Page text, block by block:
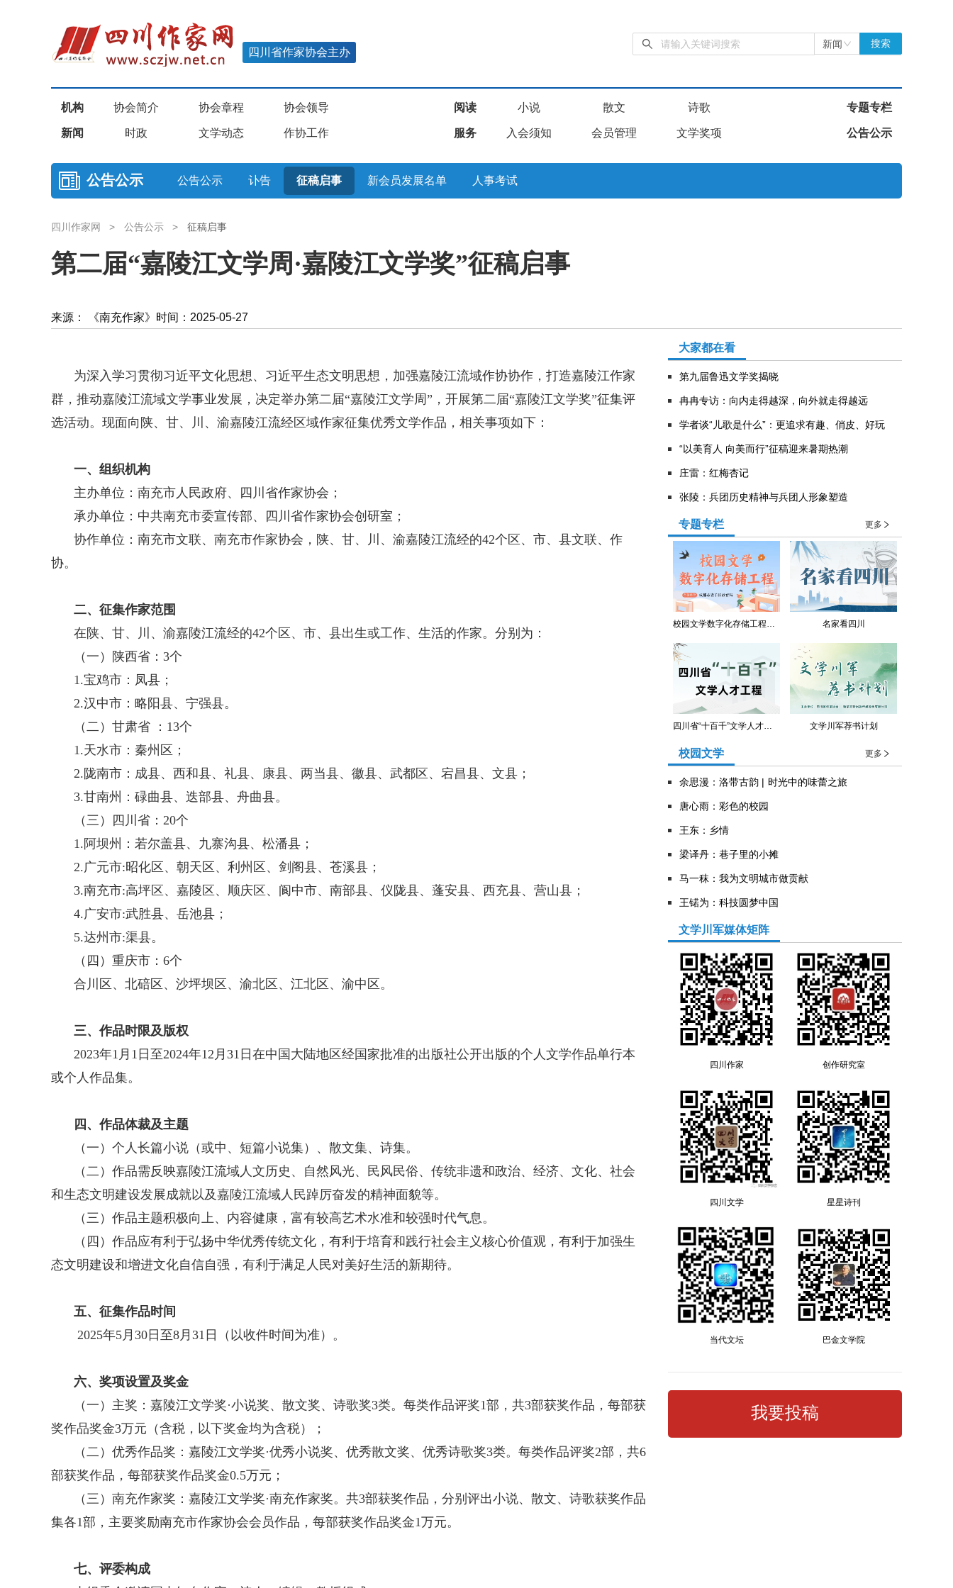
四川省作家协会主办
新闻 搜索
机构 协会简介 协会章程 协会领导 阅读 小说 散文 诗歌 专题专栏
新闻 时政 文学动态 作协工作 服务 入会须知 会员管理 文学奖项 公告公示
公告公示 公告公示 讣告 征稿启事 新会员发展名单 人事考试
四川作家网 > 公告公示 > 征稿启事
第二届“嘉陵江文学周·嘉陵江文学奖”征稿启事
来源： 《南充作家》 时间：2025-05-27
为深入学习贯彻习近平文化思想、习近平生态文明思想，加强嘉陵江流域作协协作，打造嘉陵江作家
群，推动嘉陵江流域文学事业发展，决定举办第二届“嘉陵江文学周”，开展第二届“嘉陵江文学奖”征集评
选活动。现面向陕、甘、川、渝嘉陵江流经区域作家征集优秀文学作品，相关事项如下：
一、组织机构
主办单位：南充市人民政府、四川省作家协会；
承办单位：中共南充市委宣传部、四川省作家协会创研室；
协作单位：南充市文联、南充市作家协会，陕、甘、川、渝嘉陵江流经的42个区、市、县文联、作
协。
二、征集作家范围
在陕、甘、川、渝嘉陵江流经的42个区、市、县出生或工作、生活的作家。分别为：
（一）陕西省：3个
1.宝鸡市：凤县；
2.汉中市：略阳县、宁强县。
（二）甘肃省 ：13个
1.天水市：秦州区；
2.陇南市：成县、西和县、礼县、康县、两当县、徽县、武都区、宕昌县、文县；
3.甘南州：碌曲县、迭部县、舟曲县。
（三）四川省：20个
1.阿坝州：若尔盖县、九寨沟县、松潘县；
2.广元市:昭化区、朝天区、利州区、剑阁县、苍溪县；
3.南充市:高坪区、嘉陵区、顺庆区、阆中市、南部县、仪陇县、蓬安县、西充县、营山县；
4.广安市:武胜县、岳池县；
5.达州市:渠县。
（四）重庆市：6个
合川区、北碚区、沙坪坝区、渝北区、江北区、渝中区。
三、作品时限及版权
2023年1月1日至2024年12月31日在中国大陆地区经国家批准的出版社公开出版的个人文学作品单行本
或个人作品集。
四、作品体裁及主题
（一）个人长篇小说（或中、短篇小说集）、散文集、诗集。
（二）作品需反映嘉陵江流域人文历史、自然风光、民风民俗、传统非遗和政治、经济、文化、社会
和生态文明建设发展成就以及嘉陵江流域人民踔厉奋发的精神面貌等。
（三）作品主题积极向上、内容健康，富有较高艺术水准和较强时代气息。
（四）作品应有利于弘扬中华优秀传统文化，有利于培育和践行社会主义核心价值观，有利于加强生
态文明建设和增进文化自信自强，有利于满足人民对美好生活的新期待。
五、征集作品时间
2025年5月30日至8月31日（以收件时间为准）。
六、奖项设置及奖金
（一）主奖：嘉陵江文学奖·小说奖、散文奖、诗歌奖3类。每类作品评奖1部，共3部获奖作品，每部获
奖作品奖金3万元（含税，以下奖金均为含税）；
（二）优秀作品奖：嘉陵江文学奖·优秀小说奖、优秀散文奖、优秀诗歌奖3类。每类作品评奖2部，共6
部获奖作品，每部获奖作品奖金0.5万元；
（三）南充作家奖：嘉陵江文学奖·南充作家奖。共3部获奖作品，分别评出小说、散文、诗歌获奖作品
集各1部，主要奖励南充市作家协会会员作品，每部获奖作品奖金1万元。
七、评委构成
大家都在看
第九届鲁迅文学奖揭晓
冉冉专访：向内走得越深，向外就走得越远
学者谈“儿歌是什么”：更追求有趣、俏皮、好玩
“以美育人 向美而行”征稿迎来暑期热潮
庄雷：红梅杏记
张陵：兵团历史精神与兵团人形象塑造
专题专栏 更多
校园文学数字化存储工程（青羊区教育局） 名家看四川
四川省“十百千”文学人才工程 文学川军荐书计划
校园文学 更多
余思漫：洛带古韵 | 时光中的味蕾之旅
唐心雨：彩色的校园
王东：乡情
​梁译丹：巷子里的小摊
马一秣：我为文明城市做贡献
王锘为：科技圆梦中国
文学川军媒体矩阵
四川作家 创作研究室
四川文学 星星诗刊
当代文坛 巴金文学院
我要投稿